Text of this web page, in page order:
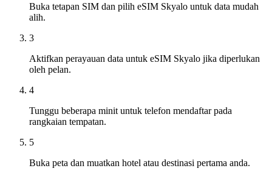
Buka tetapan SIM dan pilih eSIM Skyalo untuk data mudah
alih.
3
Aktifkan perayauan data untuk eSIM Skyalo jika diperlukan
oleh pelan.
4
Tunggu beberapa minit untuk telefon mendaftar pada
rangkaian tempatan.
5
Buka peta dan muatkan hotel atau destinasi pertama anda.